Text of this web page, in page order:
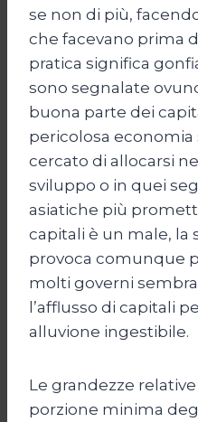
se non di più,
che facevano prima
pratica significa
sono segnalate
buona parte dei
pericolosa
cercato di allocarsi
sviluppo o in quei
asiatiche più
capitali è un male, la
provoca comunque
molti governi
l’afflusso di capitali
alluvione ingestibile.
Le grandezze
porzione minima